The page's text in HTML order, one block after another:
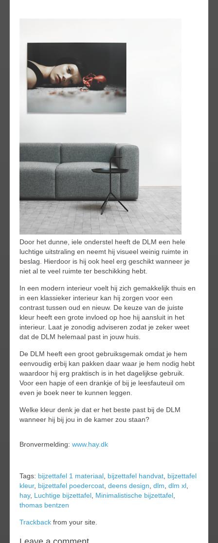
Door het dunne, iele onderstel heeft de DLM een hele
luchtige uitstraling en neemt hij visueel weinig ruimte in
beslag. Hierdoor is hij ook heel erg geschikt wanneer je
niet al te veel ruimte ter beschikking hebt.
In een modern interieur voelt hij zich gemakkelijk thuis en
in een klassieker interieur kan hij zorgen voor een
contrast tussen oud en nieuw. De keuze van de juiste
kleur heeft een grote invloed op hoe hij aansluit in het
interieur. Laat je zonodig adviseren zodat je zeker weet
dat de DLM helemaal past in jouw huis.
De DLM heeft een groot gebruiksgemak omdat je hem
eenvoudig erbij kan pakken daar waar je hem nodig hebt
waardoor hij erg praktisch is in het dagelijkse gebruik.
Voor een hapje of een drankje of bij je leesfauteuil om
even je boek neer te kunnen leggen.
Welke kleur denk je dat er het beste past bij de DLM
wanneer hij bij jou in de kamer zou staan?
Bronvermelding: www.hay.dk
Tags: bijzettafel 1 materiaal bijzettafel handvat bijzettafel
kleur, bijzettafel poedercoat deens design dlm dlm xl
hay, Luchtige bijzettafel Minimalistische bijzettafel
thomas bentzen
Trackback from your site.